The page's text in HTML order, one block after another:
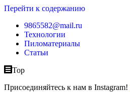
Перейти к содержанию
9865582@mail.ru
Технологии
Пиломатериалы
Статьи
Top
Присоединяйтесь к нам в Instagram!